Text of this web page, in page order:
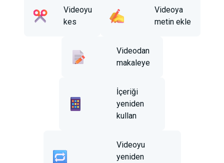
Videoyu
kes
Videoya
metin ekle
Videodan
makaleye
İçeriği
yeniden
kullan
Videoyu
yeniden